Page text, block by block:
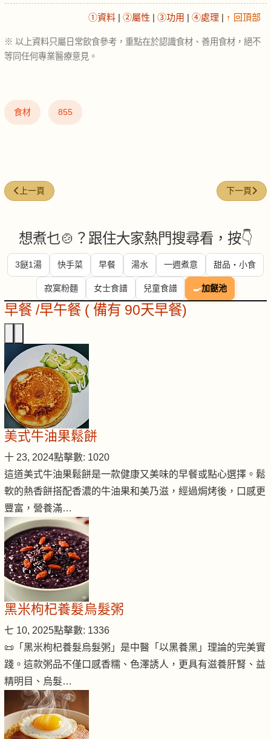
①資料 | ②屬性 | ③功用 | ④處理 | ↑ 回頂部
※ 以上資料只屬日常飲食參考，重點在於認識食材、善用食材，絕不
等同任何專業醫療意見。
食材 855
上一篇文章: 紅豆粉 (Red bean powder)
上一頁 下一篇文
下一頁
想煮乜🍲？跟住大家熱門搜尋看，按👇
3餸1湯 快手菜 早餐 湯水 一週煮意 甜品・小食
寂寞粉麵 女士食譜 兒童食譜 🍳加餸池
早餐 /早午餐 ( 備有 90天早餐)
美式牛油果鬆餅
十 23, 2024點擊數: 1020
這道美式牛油果鬆餅是一款健康又美味的早餐或點心選擇。鬆
軟的熱香餅搭配香濃的牛油果和美乃滋，經過焗烤後，口感更
豐富，營養滿…
黑米枸杞養髮烏髮粥
七 10, 2025點擊數: 1336
📜「黑米枸杞養髮烏髮粥」是中醫「以黑養黑」理論的完美實
踐。這款粥品不僅口感香糯、色澤誘人，更具有滋養肝腎、益
精明目、烏髮…